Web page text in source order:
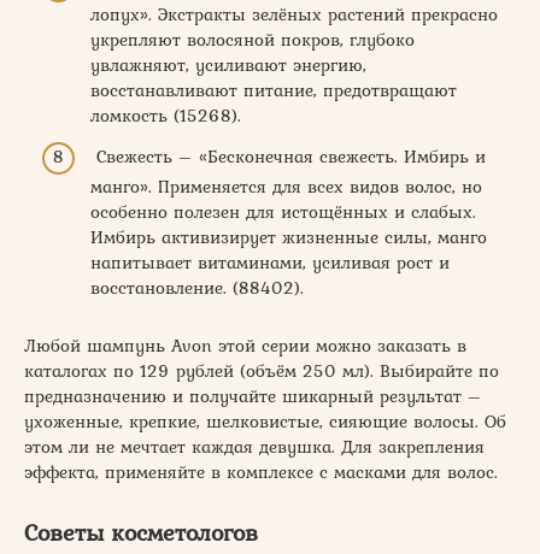
лопух». Экстракты зелёных растений прекрасно
укрепляют волосяной покров, глубоко
увлажняют, усиливают энергию,
восстанавливают питание, предотвращают
ломкость (15268).
Свежесть – «Бесконечная свежесть. Имбирь и
манго». Применяется для всех видов волос, но
особенно полезен для истощённых и слабых.
Имбирь активизирует жизненные силы, манго
напитывает витаминами, усиливая рост и
восстановление. (88402).
Любой шампунь Avon этой серии можно заказать в
каталогах по 129 рублей (объём 250 мл). Выбирайте по
предназначению и получайте шикарный результат –
ухоженные, крепкие, шелковистые, сияющие волосы. Об
этом ли не мечтает каждая девушка. Для закрепления
эффекта, применяйте в комплексе с масками для волос.
Советы косметологов